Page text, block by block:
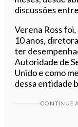
discussões
Verena Ross
10 anos,
ter
Autoridade de
Unido e como
dessa entidade
CONTINUE